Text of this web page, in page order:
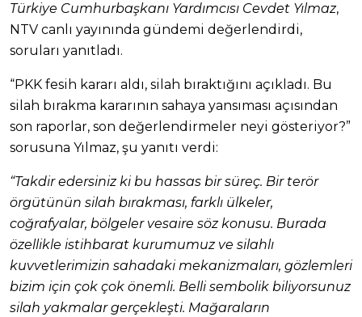
Türkiye Cumhurbaşkanı Yardımcısı Cevdet Yılmaz,
NTV canlı yayınında gündemi değerlendirdi,
soruları yanıtladı.
“PKK fesih kararı aldı, silah bıraktığını açıkladı. Bu
silah bırakma kararının sahaya yansıması açısından
son raporlar, son değerlendirmeler neyi gösteriyor?”
sorusuna Yılmaz, şu yanıtı verdi:
“Takdir edersiniz ki bu hassas bir süreç. Bir terör
örgütünün silah bırakması, farklı ülkeler,
coğrafyalar, bölgeler vesaire söz konusu. Burada
özellikle istihbarat kurumumuz ve silahlı
kuvvetlerimizin sahadaki mekanizmaları, gözlemleri
bizim için çok çok önemli. Belli sembolik biliyorsunuz
silah yakmalar gerçekleşti. Mağaraların